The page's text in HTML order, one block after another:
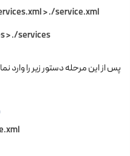
> ./service.xml
> ./services
پس از این مرحله دستور زیر را وارد